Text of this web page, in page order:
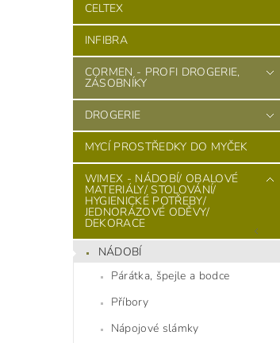
CELTEX
INFIBRA
CORMEN - PROFI DROGERIE,
ZÁSOBNÍKY
DROGERIE
MYCÍ PROSTŘEDKY DO MYČEK
WIMEX - NÁDOBÍ/ OBALOVÉ
MATERIÁLY/ STOLOVÁNÍ/
HYGIENICKÉ POTŘEBY/
JEDNORÁZOVÉ ODĚVY/
DEKORACE
NÁDOBÍ
Párátka, špejle a bodce
Příbory
Nápojové slámky